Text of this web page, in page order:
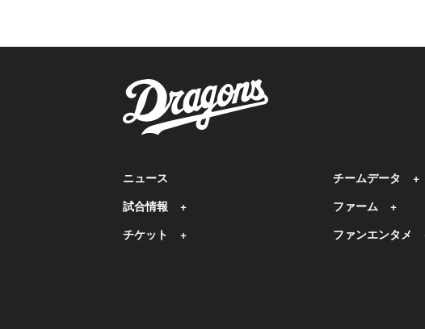
ニュース
試合情報
チケット
チームデータ
ファーム
ファンエンタメ